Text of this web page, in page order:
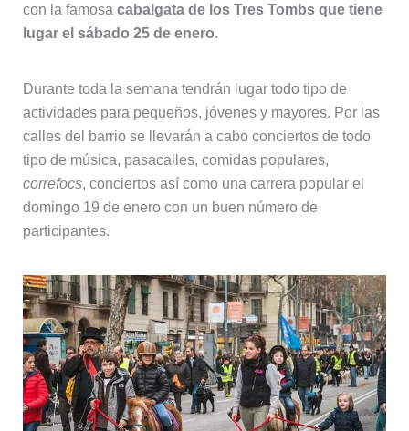
con la famosa cabalgata de los Tres Tombs que tiene
lugar el sábado 25 de enero.
Durante toda la semana tendrán lugar todo tipo de
actividades para pequeños, jóvenes y mayores. Por las
calles del barrio se llevarán a cabo conciertos de todo
tipo de música, pasacalles, comidas populares,
correfocs, conciertos así como una carrera popular el
domingo 19 de enero con un buen número de
participantes.